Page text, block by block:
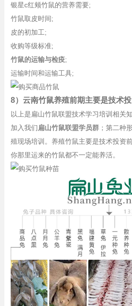
银星c红颊竹鼠的营养需要;
竹鼠取皮时间;
皮的初加工;
收购等级标准;
竹鼠的运输与检疫;
运输时间和运输工具;
8）云南竹鼠养殖前期主要是技术投
以上是扁山竹鼠联盟技术学习培训相关
加入我们扁山竹鼠联盟学员群；第二种
殖现场培训。养殖竹鼠主要是技术投资
你那里运来的竹鼠都不一定能养活。